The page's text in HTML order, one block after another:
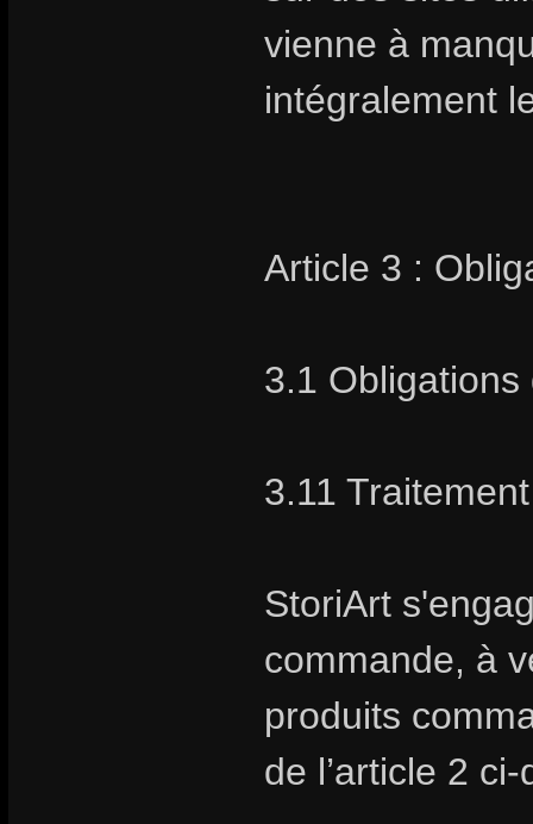
vienne à
intégralement
Article 3 :
3.1
3.11
StoriArt
commande, à
produits
de l’article 2